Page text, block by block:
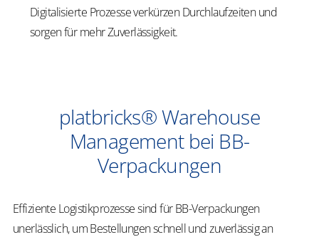
Digitalisierte Prozesse verkürzen Durchlaufzeiten und
sorgen für mehr Zuverlässigkeit.
platbricks® Warehouse
Management bei BB-
Verpackungen
Effiziente Logistikprozesse sind für BB-Verpackungen
unerlässlich, um Bestellungen schnell und zuverlässig an